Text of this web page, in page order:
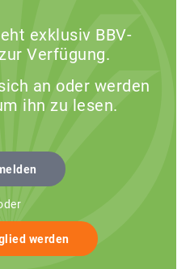
exklusiv BBV-
Verfügung.
an oder werden
ihn zu lesen.
werden